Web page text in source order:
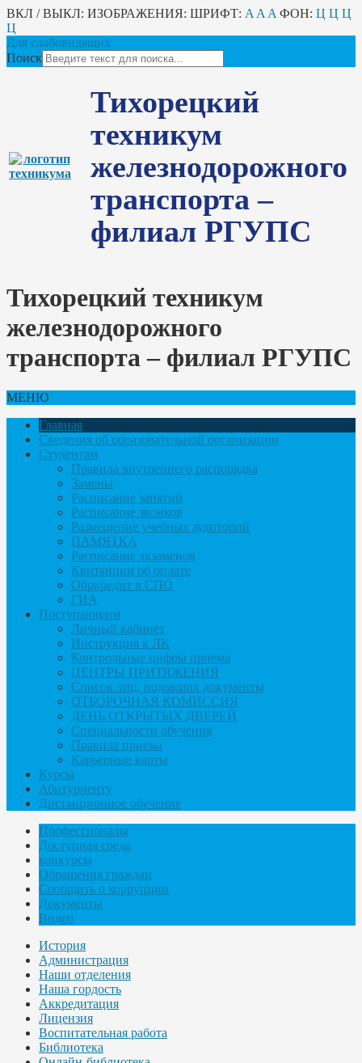
ВКЛ / ВЫКЛ: ИЗОБРАЖЕНИЯ: ШРИФТ: A A A ФОН: Ц Ц Ц
Ц
Для слабовидящих
Поиск
Тихорецкий
техникум
железнодорожного
транспорта –
филиал РГУПС
Тихорецкий техникум
железнодорожного
транспорта – филиал РГУПС
МЕНЮ
Главная
Сведения об образовательной организации
Студентам
Правила внутреннего распорядка
Замены
Расписание занятий
Расписание звонков
Размещение учебных аудиторий
ПАМЯТКА
Расписание экзаменов
Квитанции об оплате
Обркредит в СПО
ГИА
Поступающим
Личный кабинет
Инструкция к ЛК
Контрольные цифры приема
ЦЕНТРЫ ПРИТЯЖЕНИЯ
Список лиц, подавших документы
ОТБОРОЧНАЯ КОМИССИЯ
ДЕНЬ ОТКРЫТЫХ ДВЕРЕЙ
Специальности обучения
Правила приема
Карьерные карты
Курсы
Абитуриенту
Дистанционное обучение
Профессионалы
Доступная среда
конкурсы
Обращения граждан
Сообщить о коррупции
Документы
Видео
История
Администрация
Наши отделения
Наша гордость
Аккредитация
Лицензия
Воспитательная работа
Библиотека